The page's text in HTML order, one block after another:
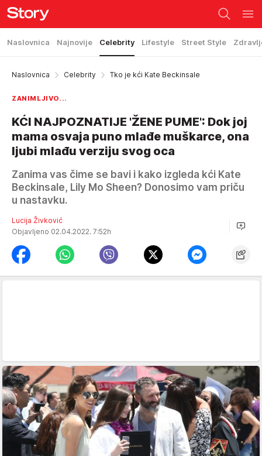
Naslovnica Najnovije Celebrity Lifestyle Street Style
Naslovnica Celebrity Tko je kći Kate Beckinsale
ZANIMLJIVO...
KĆI NAJPOZNATIJE 'ŽENE PUME': Dok joj
mama osvaja puno mlađe muškarce, ona
ljubi mlađu verziju svog oca
Zanima vas čime se bavi i kako izgleda kći Kate
Beckinsale, Lily Mo Sheen? Donosimo vam priču
u nastavku.
Lucija Živković
Objavljeno 02.04.2022. 7:52h